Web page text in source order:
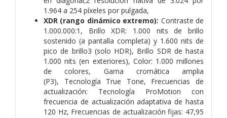
1.964 a 254 píxeles por pulgada,
XDR (rango dinámico extremo): Contraste de
1.000.000:1, Brillo XDR: 1.000 nits de brillo
sostenido (a pantalla completa) y 1.600 nits de
pico de brillo3 (solo HDR), Brillo SDR de hasta
1.000 nits (en exteriores), Color: 1.000 millones
de colores, Gama cromática amplia
(P3), Tecnología True Tone, Frecuencias de
actualización: Tecnología ProMotion con
frecuencia de actualización adaptativa de hasta
120 Hz, Frecuencias de actualización fijas: 47,95